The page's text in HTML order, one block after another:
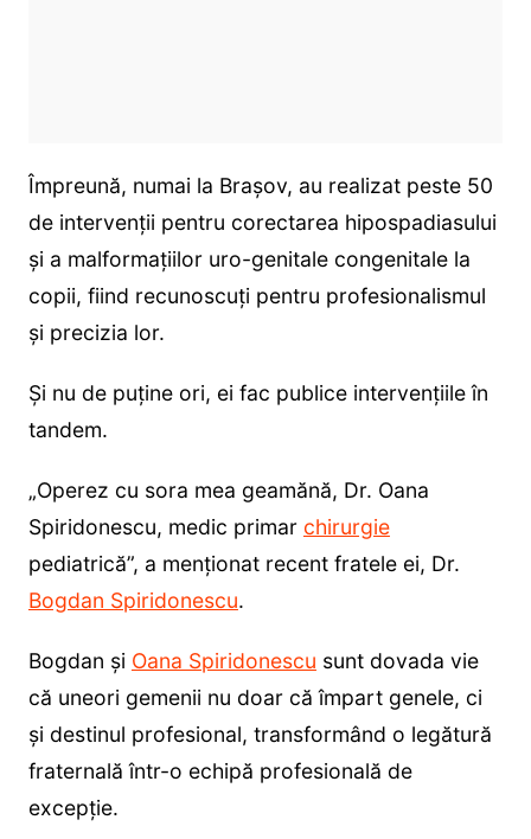
Împreună, numai la Brașov, au realizat peste 50
de intervenții pentru corectarea hipospadiasului
și a malformațiilor uro-genitale congenitale la
copii, fiind recunoscuți pentru profesionalismul
și precizia lor.
Și nu de puține ori, ei fac publice intervențiile în
tandem.
„Operez cu sora mea geamănă, Dr. Oana
Spiridonescu, medic primar chirurgie
pediatrică”, a menționat recent fratele ei, Dr.
Bogdan Spiridonescu.
Bogdan și Oana Spiridonescu sunt dovada vie
că uneori gemenii nu doar că împart genele, ci
și destinul profesional, transformând o legătură
fraternală într-o echipă profesională de
excepție.